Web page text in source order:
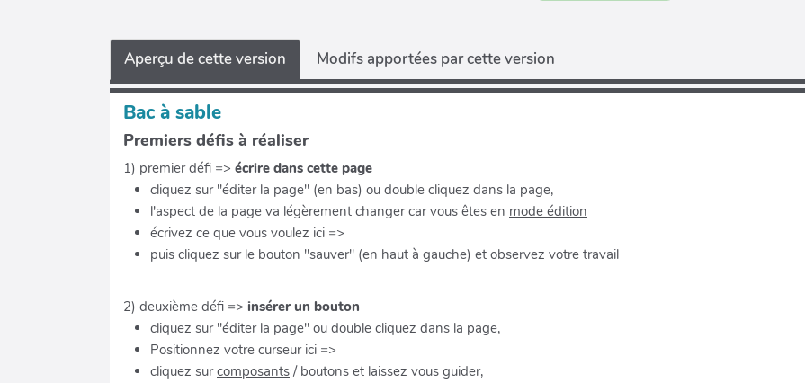
Aperçu de cette version Modifs apportées par cette version